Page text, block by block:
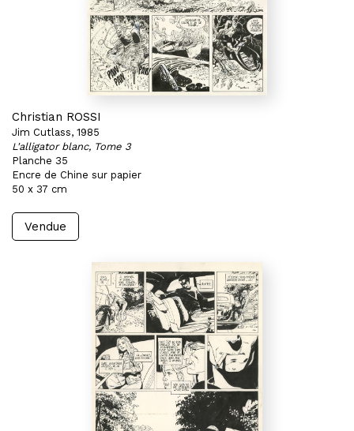
Christian ROSSI
Jim Cutlass, 1985
L'alligator blanc, Tome 3
Planche 35
Encre de Chine sur papier
50 x 37 cm
Vendue